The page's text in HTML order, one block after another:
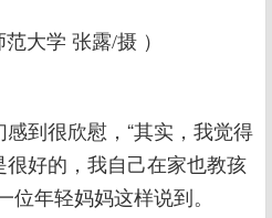
大学 张露/摄 ）
到很欣慰，“其实，我觉得
好的，我自己在家也教孩
年轻妈妈这样说到。